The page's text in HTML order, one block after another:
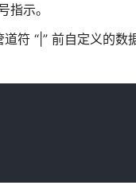
示。
符 “|” 前自定义的数